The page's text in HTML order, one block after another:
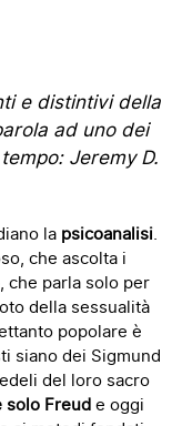
e distintivi della
ad uno dei
Jeremy D.
la psicoanalisi.
che ascolta i
che parla solo per
della sessualità
popolare è
siano dei Sigmund
del loro sacro
solo Freude oggi